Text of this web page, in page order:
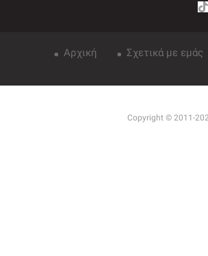
Αρχική Σχετικά με εμάς
Copyright © 2011-